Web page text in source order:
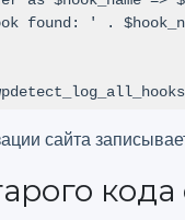
сайта